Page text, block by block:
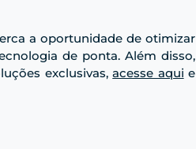
a oportunidade de otimizar
de ponta. Além disso,
exclusivas,acesse aqui e